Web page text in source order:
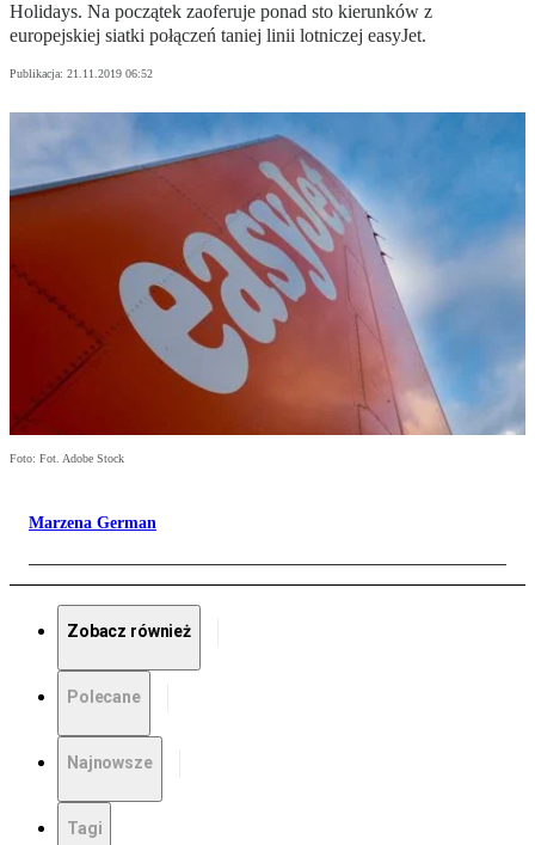
Holidays. Na początek zaoferuje ponad sto kierunków z
europejskiej siatki połączeń taniej linii lotniczej easyJet.
Publikacja: 21.11.2019 06:52
Foto: Fot. Adobe Stock
Marzena German
Zobacz również
Polecane
Najnowsze
Tagi